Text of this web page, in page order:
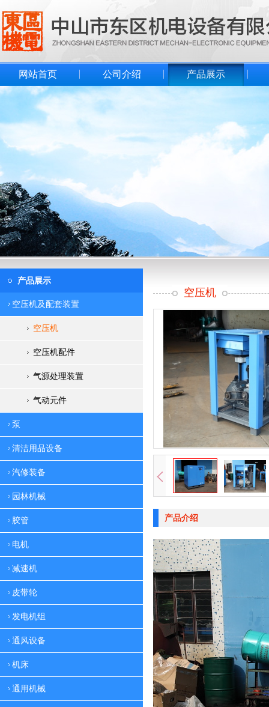
网站首页 公司介绍 产品展示
产品展示
空压机及配套装置
空压机
空压机配件
气源处理装置
气动元件
泵
清洁用品设备
汽修装备
园林机械
胶管
电机
减速机
皮带轮
发电机组
通风设备
机床
通用机械
空压机
产品介绍